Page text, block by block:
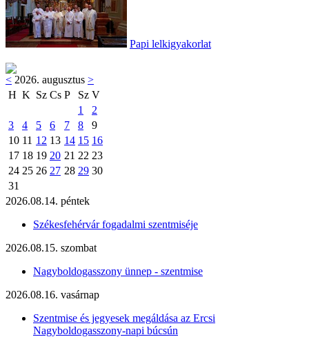
Papi lelkigyakorlat
< 2026. augusztus >
H K Sz Cs P Sz V
1
2
3
4 5 6 7 8
9
10 11 12 13 14 15 16
17 18 19 20 21 22 23
24 25 26 27 28 29 30
31
2026.08.14. péntek
Székesfehérvár fogadalmi szentmiséje
2026.08.15. szombat
Nagyboldogasszony ünnep - szentmise
2026.08.16. vasárnap
Szentmise és jegyesek megáldása az Ercsi
Nagyboldogasszony-napi búcsún